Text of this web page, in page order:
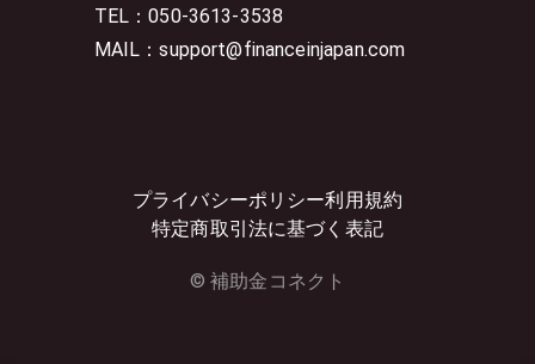
TEL：050-3613-3538
MAIL：support@financeinjapan.com
プライバシーポリシー利用規約
特定商取引法に基づく表記
© 補助金コネクト